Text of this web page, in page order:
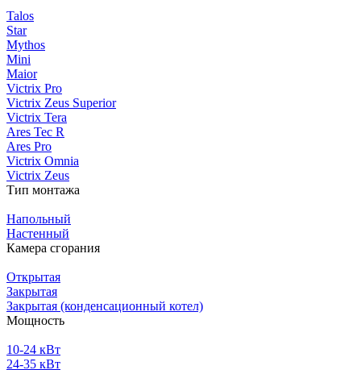
Talos
Star
Mythos
Mini
Maior
Victrix Pro
Victrix Zeus Superior
Victrix Tera
Ares Tec R
Ares Pro
Victrix Omnia
Victrix Zeus
Тип монтажа
Напольный
Настенный
Камера сгорания
Открытая
Закрытая
Закрытая (конденсационный котел)
Мощность
10-24 кВт
24-35 кВт